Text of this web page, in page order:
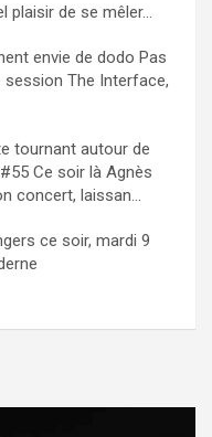
plaisir de se mêler...
envie de dodo Pas
The Interface,
tournant autour de
Ce soir là Agnès
concert, laissan...
ce soir, mardi 9